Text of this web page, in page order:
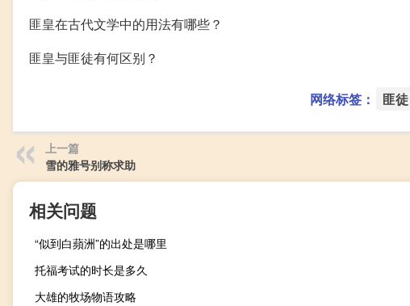
匪皇在古代文学中的用法有哪些？
匪皇与匪徒有何区别？
网络标签： 匪徒
上一篇
雪的雅号别称求助
相关问题
“似到白蘋洲”的出处是哪里
托福考试的时长是多久
大雄的牧场物语攻略